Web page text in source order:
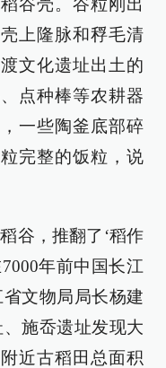
谷壳。谷粒刚出
上隆脉和稃毛清
文化遗址出土的
点种棒等农耕器
一些陶釜底部碎
完整的饭粒，说
谷，推翻了‘稻作
年前中国长江
文物局局长杨建
施岙遗址发现大
近古稻田总面积